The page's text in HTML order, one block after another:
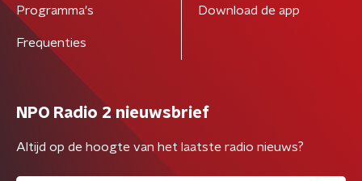
Programma's
Frequenties
Download de app
NPO Radio 2 nieuwsbrief
Altijd op de hoogte van het laatste radio nieuws?